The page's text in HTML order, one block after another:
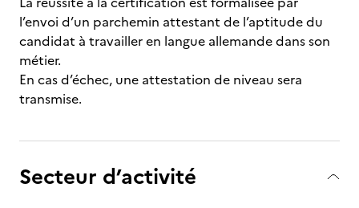
l’envoi d’un parchemin attestant de l’aptitude du
candidat à travailler en langue allemande dans son
métier.
En cas d’échec, une attestation de niveau sera
transmise.
Secteur d’activité